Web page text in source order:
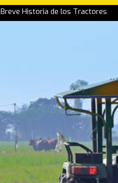
Breve Historia de los Tractores